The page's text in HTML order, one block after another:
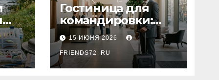
Гостиница для
командировки:
основные
критерии выбора
15 ИЮНЯ 2026
FRIENDS72_RU